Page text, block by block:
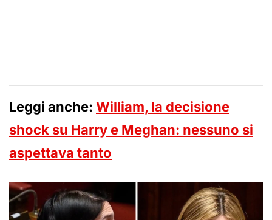
Leggi anche: William, la decisione
shock su Harry e Meghan: nessuno si
aspettava tanto